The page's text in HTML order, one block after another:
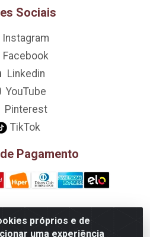
próprios e de
uma experiência
Sociais
Instagram
Facebook
Linkedin
YouTube
Pinterest
TikTok
Pagamento
LTDA - Rua Riachão, 807 –